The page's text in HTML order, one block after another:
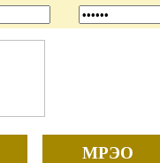
МРЭО